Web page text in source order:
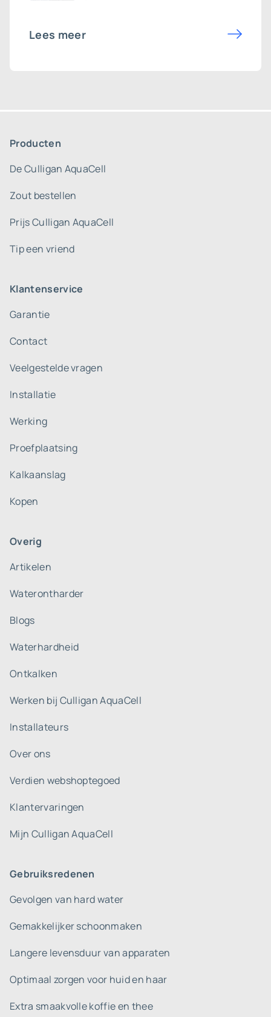
Lees meer
Producten
De Culligan AquaCell
Zout bestellen
Prijs Culligan AquaCell
Tip een vriend
Klantenservice
Garantie
Contact
Veelgestelde vragen
Installatie
Werking
Proefplaatsing
Kalkaanslag
Kopen
Overig
Artikelen
Waterontharder
Blogs
Waterhardheid
Ontkalken
Werken bij Culligan AquaCell
Installateurs
Over ons
Verdien webshoptegoed
Klantervaringen
Mijn Culligan AquaCell
Gebruiksredenen
Gevolgen van hard water
Gemakkelijker schoonmaken
Langere levensduur van apparaten
Optimaal zorgen voor huid en haar
Extra smaakvolle koffie en thee